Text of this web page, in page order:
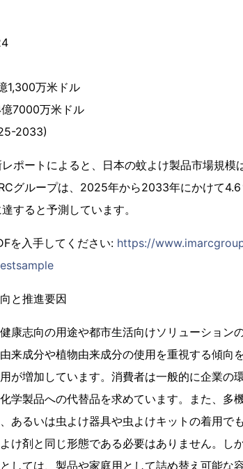
1,300万米ドル
7000万米ドル
2033)
ポートによると、日本の蚊よけ製品市場規
グループは、2025年から2033年にかけて
すると予測しています。
を入手してください: https://
と推進要因
康志向の用途や都市生活向けソリューション
来成分や植物由来成分の使用を重視する傾向
が増加しています。消費者は一般的に企業の
学製品への代替品を求めています。また、多
あるいは虫よけ器具や虫よけキットの着用で
け剤と同じ形態である必要はありません。し
しては、製品や家庭用として詰め替え可能な